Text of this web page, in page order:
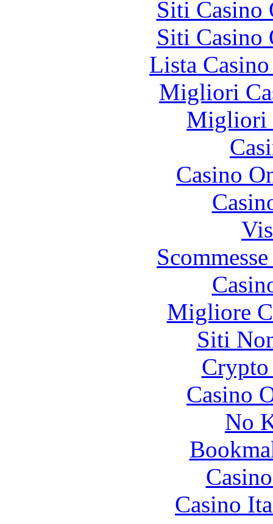
Siti Casino
Siti Casino
Lista
Migliori
Migliori
Casino
Migliore
Siti
Casino
No
Casino